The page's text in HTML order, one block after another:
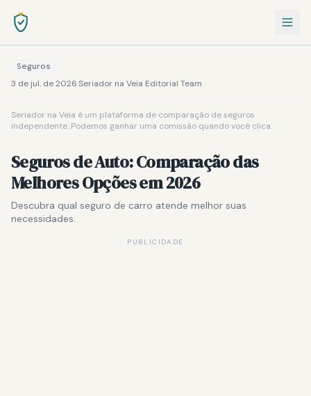
Seguros
3 de jul. de 2026·Seriador na Veia Editorial Team
Seriador na Veia é um plataforma de comparação de seguros
independente. Podemos ganhar uma comissão quando você clica.
Seguros de Auto: Comparação das
Melhores Opções em 2026
Descubra qual seguro de carro atende melhor suas
necessidades.
PUBLICIDADE